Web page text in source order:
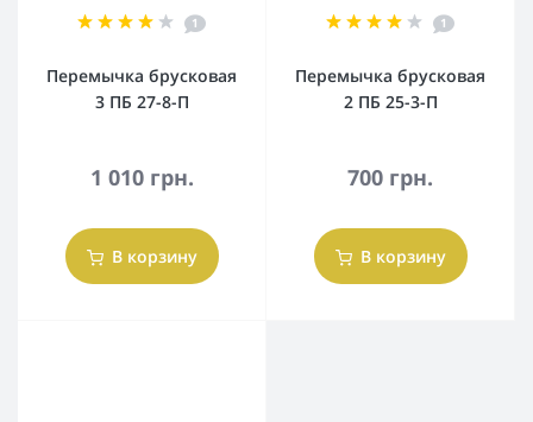
1
Перемычка брусковая
3 ПБ 27-8-П
1 010 грн.
В корзину
1
Перемычка брусковая
2 ПБ 25-3-П
700 грн.
В корзину